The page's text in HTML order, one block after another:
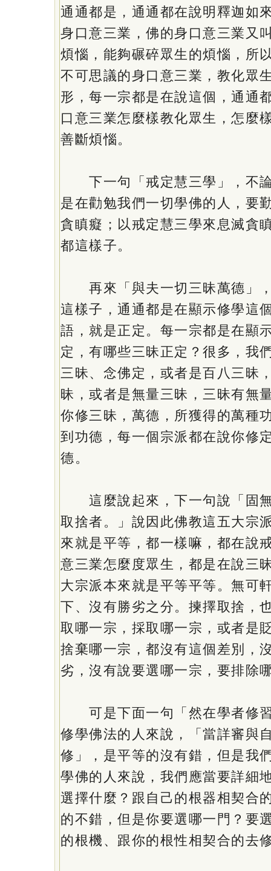
通通都是，通通都在說明釋迦如
身口意三業，佛的身口意三業又
煩惱，能夠碾碎眾生的煩惱，所
不可思議的身口意三業，教化眾
形，每一宗都是在說這個，通通
口意三業怎麼樣教化眾生，怎麼
善斷煩惱。
下一句「戒定慧三學」，不
是在勸勉我們一切學佛的人，要
貪瞋癡；以戒定慧三學來息滅貪
都這樣子。
再來「與夫一切三昧萬德」
這樣子，通通都是在顯示修學這
語，就是正定。每一宗都是在顯
定，有哪些三昧正定？很多，我
三昧、念佛定，或者是百八三昧
昧，或者是無量三昧，三昧有無
你修三昧，萬德，所獲得的萬種
到功德，每一個宗派都在說你修
德。
這麼說起來，下一句說「固
取捨者。」說因此佛教這五大宗
來就是平等，都一樣嘛，都在說
意三業怎麼度眾生，都是在說三
大宗派本來就是平等平等。無可
下、沒有勝劣之分。揀擇取捨，
取哪一宗，採取哪一宗，或者是
捨棄哪一宗，都沒有這個差別，
劣，沒有說要選哪一宗，要排除
可是下面一句「然在學者修
修學佛法的人來說，「當詳審與
修」，是平等的沒有錯，但是我
學佛的人來說，我們應當要詳細
選擇什麼？跟自己的根器相契合
的不錯，但是你要選哪一門？要
的根機、跟你的根性相契合的去